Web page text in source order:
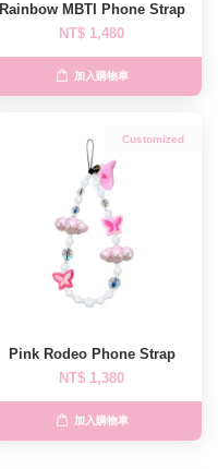
Rainbow MBTI Phone Strap
NT$ 1,480
加入購物車
Customized
Pink Rodeo Phone Strap
NT$ 1,380
加入購物車